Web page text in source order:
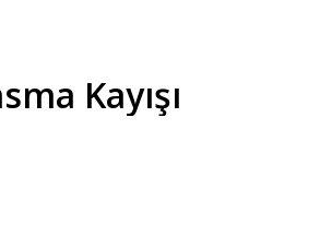
Kayışı